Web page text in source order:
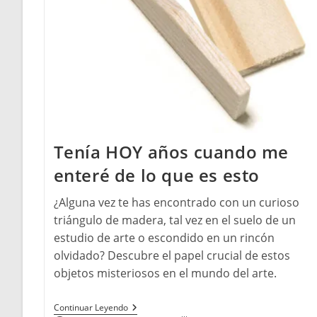
Tenía HOY años cuando me
enteré de lo que es esto
¿Alguna vez te has encontrado con un curioso
triángulo de madera, tal vez en el suelo de un
estudio de arte o escondido en un rincón
olvidado? Descubre el papel crucial de estos
objetos misteriosos en el mundo del arte.
Continuar LeyendoTenía